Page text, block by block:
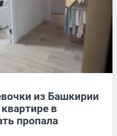
из Башкирии
в
пропала